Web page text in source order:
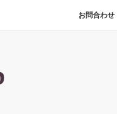
お問合わせ